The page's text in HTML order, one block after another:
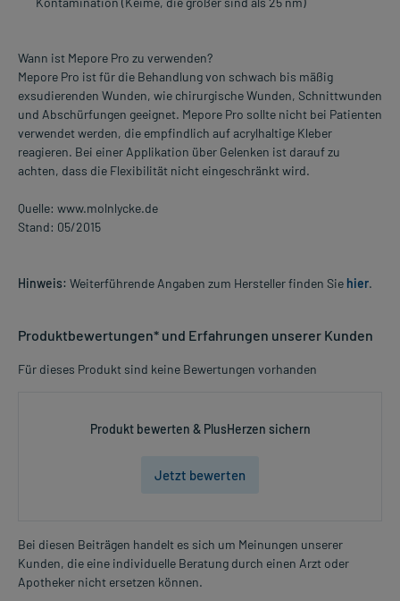
Wann ist Mepore Pro zu verwenden?
Mepore Pro ist für die Behandlung von schwach bis mäßig
exsudierenden Wunden, wie chirurgische Wunden, Schnittwunden
und Abschürfungen geeignet. Mepore Pro sollte nicht bei Patienten
verwendet werden, die empfindlich auf acrylhaltige Kleber
reagieren. Bei einer Applikation über Gelenken ist darauf zu
achten, dass die Flexibilität nicht eingeschränkt wird.
Quelle: www.molnlycke.de
Stand: 05/2015
Hinweis: Weiterführende Angaben zum Hersteller finden Sie hier.
Produktbewertungen* und Erfahrungen unserer Kunden
Für dieses Produkt sind keine Bewertungen vorhanden
Produkt bewerten & PlusHerzen sichern
Jetzt bewerten
Bei diesen Beiträgen handelt es sich um Meinungen unserer
Kunden, die eine individuelle Beratung durch einen Arzt oder
Apotheker nicht ersetzen können.